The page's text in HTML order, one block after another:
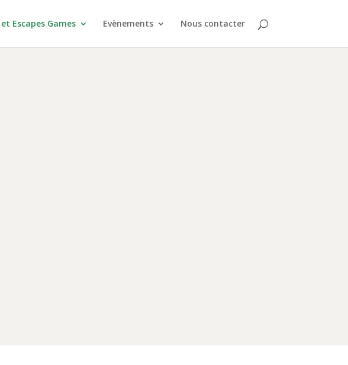
et Escapes Games Evènements Nous contacter